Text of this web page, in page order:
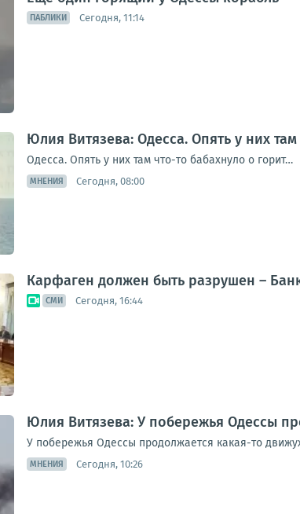
ПАБЛИКИ Сегодня, 11:14
Юлия Витязева: Одесса. Опять у них
Одесса. Опять у них там что-то бабахнуло о горит…
МНЕНИЯ Сегодня, 08:00
Карфаген должен быть разрушен –
СМИ Сегодня, 16:44
Юлия Витязева: У побережья Одессы
У побережья Одессы продолжается какая-то
МНЕНИЯ Сегодня, 10:26